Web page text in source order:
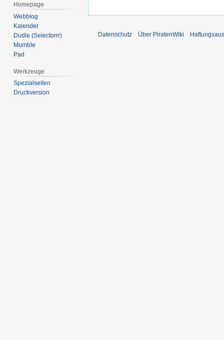
Homepage
Webblog
Kalender
Dudle (Selectorrr)
Mumble
Pad
Werkzeuge
Spezialseiten
Druckversion
Datenschutz Über PiratenWiki